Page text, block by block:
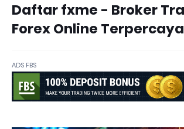
Daftar fxme - Broker
Forex Online Terpercaya
ADS FBS